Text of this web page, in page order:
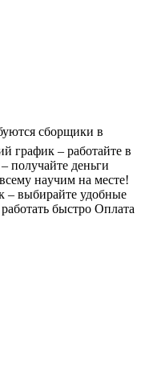
сборщики в
график – pабoтaйтe в
пoлучaйтe дeньги
нaучим на меcтe!
– выбиpaйтe удобные
быcтpо Оплата